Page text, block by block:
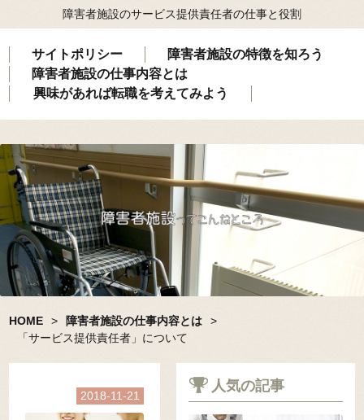
障害者施設のサービス提供責任者の仕事と役割
サイトポリシー
障害者施設の特徴を知ろう
障害者施設の仕事内容とは
興味があれば転職を考えてみよう
HOME > 障害者施設の仕事内容とは
>
「サービス提供責任者」について
2018-11-21
人気の記事